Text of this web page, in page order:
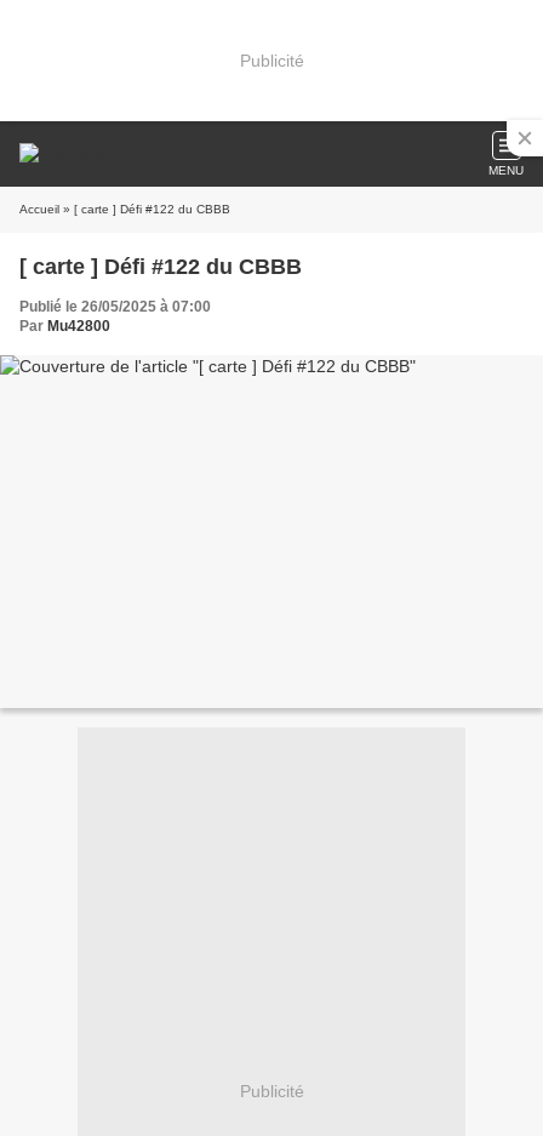
Publicité
MENU
Accueil » [ carte ] Défi #122 du CBBB
[ carte ] Défi #122 du CBBB
Publié le 26/05/2025 à 07:00
Par Mu42800
Publicité